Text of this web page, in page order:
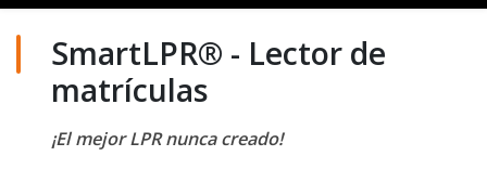
SmartLPR® - Lector de
matrículas
¡El mejor LPR nunca creado!